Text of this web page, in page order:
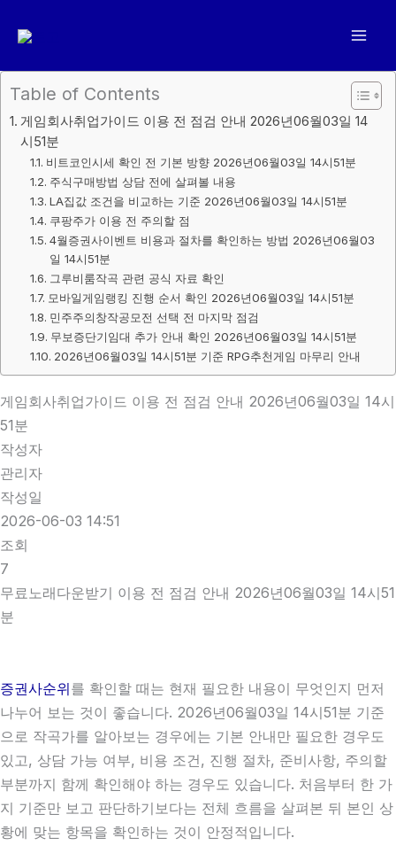
너
Table of Contents
게임회사취업가이드 이용 전 점검 안내 2026년06월03일 14
시51분
비트코인시세 확인 전 기본 방향 2026년06월03일 14시51분
주식구매방법 상담 전에 살펴볼 내용
LA집값 조건을 비교하는 기준 2026년06월03일 14시51분
쿠팡주가 이용 전 주의할 점
4월증권사이벤트 비용과 절차를 확인하는 방법 2026년06월03
일 14시51분
그루비룸작곡 관련 공식 자료 확인
모바일게임랭킹 진행 순서 확인 2026년06월03일 14시51분
민주주의창작공모전 선택 전 마지막 점검
무보증단기임대 추가 안내 확인 2026년06월03일 14시51분
2026년06월03일 14시51분 기준 RPG추천게임 마무리 안내
게임회사취업가이드 이용 전 점검 안내 2026년06월03일 14시
51분
작성자
관리자
작성일
2026-06-03 14:51
조회
7
무료노래다운받기 이용 전 점검 안내 2026년06월03일 14시51
분
증권사순위를 확인할 때는 현재 필요한 내용이 무엇인지 먼저
나누어 보는 것이 좋습니다. 2026년06월03일 14시51분 기준
으로 작곡가를 알아보는 경우에는 기본 안내만 필요한 경우도
있고, 상담 가능 여부, 비용 조건, 진행 절차, 준비사항, 주의할
부분까지 함께 확인해야 하는 경우도 있습니다. 처음부터 한 가
지 기준만 보고 판단하기보다는 전체 흐름을 살펴본 뒤 본인 상
황에 맞는 항목을 확인하는 것이 안정적입니다.